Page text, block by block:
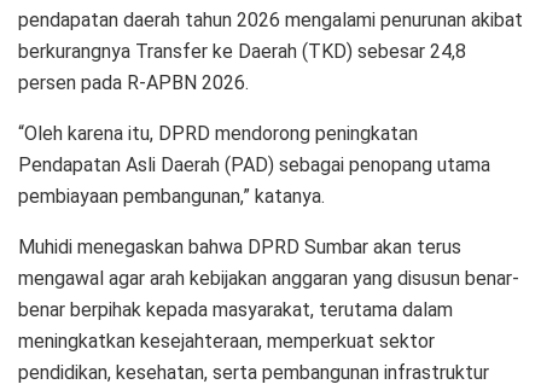
pendapatan daerah tahun 2026 mengalami penurunan akibat
berkurangnya Transfer ke Daerah (TKD) sebesar 24,8
persen pada R-APBN 2026.
“Oleh karena itu, DPRD mendorong peningkatan
Pendapatan Asli Daerah (PAD) sebagai penopang utama
pembiayaan pembangunan,” katanya.
Muhidi menegaskan bahwa DPRD Sumbar akan terus
mengawal agar arah kebijakan anggaran yang disusun benar-
benar berpihak kepada masyarakat, terutama dalam
meningkatkan kesejahteraan, memperkuat sektor
pendidikan, kesehatan, serta pembangunan infrastruktur